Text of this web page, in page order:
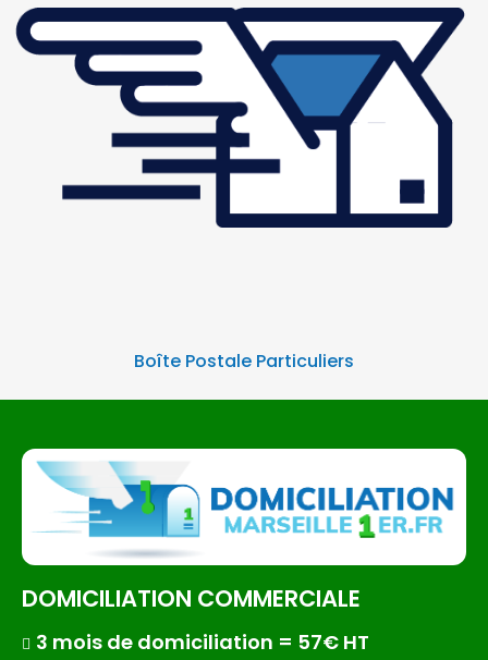
Boîte Postale Particuliers
DOMICILIATION COMMERCIALE
3 mois de domiciliation = 57€ HT